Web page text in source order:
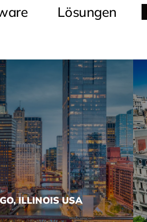
Lösungen
Deutsch
ILLINOIS USA